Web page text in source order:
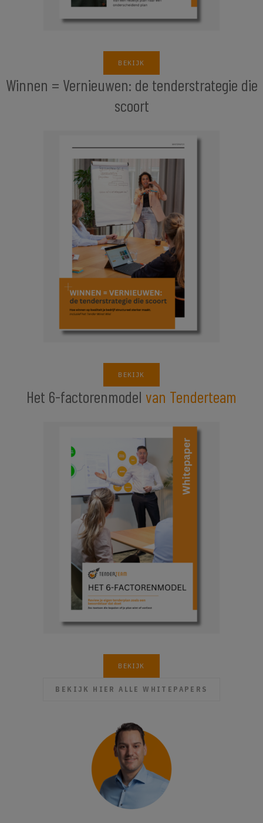
BEKIJK
Winnen = Vernieuwen: de tenderstrategie die
scoort
BEKIJK
Het 6-factorenmodel van Tenderteam
BEKIJK
BEKIJK HIER ALLE WHITEPAPERS